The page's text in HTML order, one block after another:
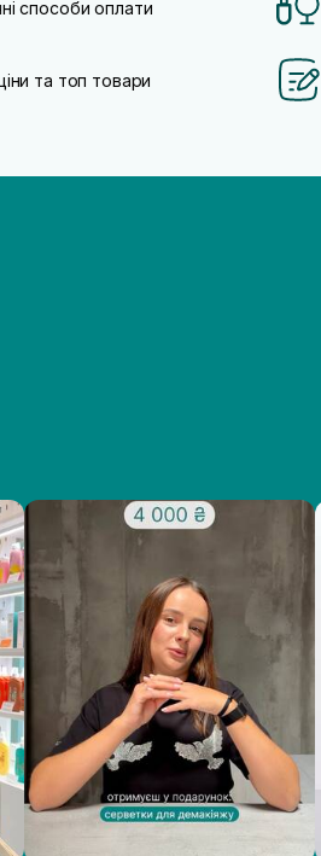
способи оплати
та топ товари